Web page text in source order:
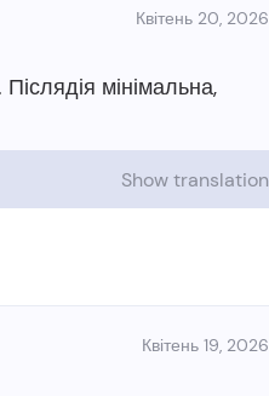
Квітень 20, 2026
мінімальна,
Show translation
Квітень 19, 2026